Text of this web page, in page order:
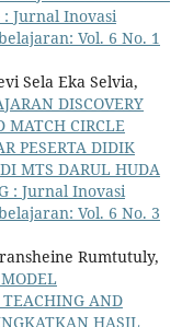
: Jurnal Inovasi
Vol. 6 No. 1
Sela Eka Selvia,
DISCOVERY
MATCH CIRCLE
PESERTA DIDIK
MTS DARUL HUDA
: Jurnal Inovasi
Vol. 6 No. 3
Rumtutuly,
AND
HASIL